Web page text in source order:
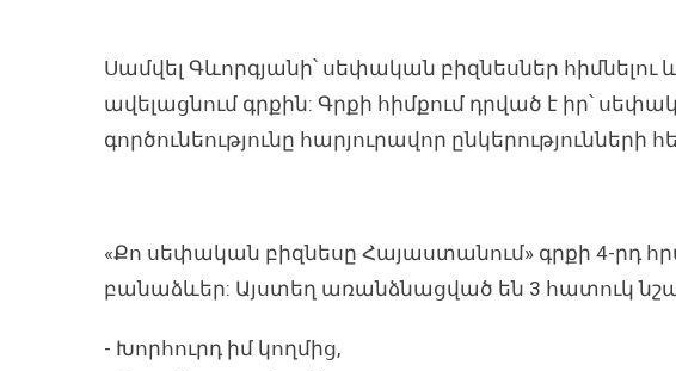
Սամվել Գևորգյանի՝ սեփական բիզնեսներ հիմնելու
ավելացնում գրքին: Գրքի հիմքում դրված է իր՝
գործունեությունը հարյուրավոր
«Քո սեփական բիզնեսը Հայաստանում» գրքի 4-րդ
բանաձևեր: Այստեղ առանձնացված են 3 հատուկ
- Խորհուրդ իմ կողմից,